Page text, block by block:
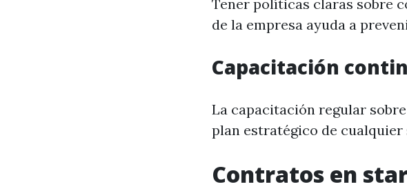
Tener políticas claras sobre
de la empresa ayuda a
Capacitación
La capacitación regular
plan estratégico de cualquier
Contratos en